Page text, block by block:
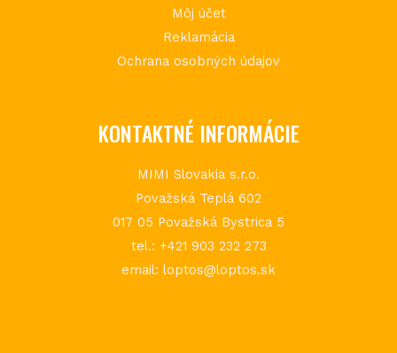
Môj účet
Reklamácia
Ochrana osobných údajov
KONTAKTNÉ INFORMÁCIE
MIMI Slovakia s.r.o.
Považská Teplá 602
017 05 Považská Bystrica 5
tel.: +421 903 232 273
email: loptos@loptos.sk